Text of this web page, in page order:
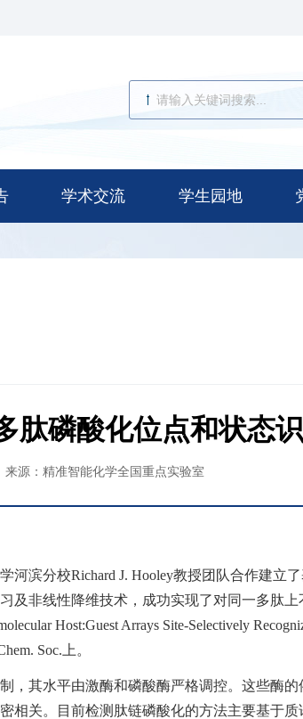
学术交流 学生园地
肽磷酸化位点和状态
来源：精准智能化学全国重点实验室
河滨分校Richard J. Hooley教授团队合作建立
及非线性降维技术，成功实现了对同一多肽上
Host:Guest Arrays Site-Selectively
Soc. 上。
，其水平由激酶和磷酸酶严格调控。这些酶的
相关。目前检测肽链磷酸化的方法主要基于质